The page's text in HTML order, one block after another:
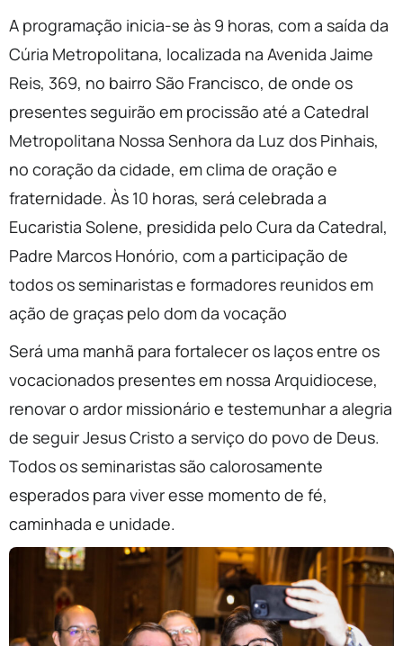
A programação inicia-se às 9 horas, com a saída da
Cúria Metropolitana, localizada na Avenida Jaime
Reis, 369, no bairro São Francisco, de onde os
presentes seguirão em procissão até a Catedral
Metropolitana Nossa Senhora da Luz dos Pinhais,
no coração da cidade, em clima de oração e
fraternidade. Às 10 horas, será celebrada a
Eucaristia Solene, presidida pelo Cura da Catedral,
Padre Marcos Honório, com a participação de
todos os seminaristas e formadores reunidos em
ação de graças pelo dom da vocação
Será uma manhã para fortalecer os laços entre os
vocacionados presentes em nossa Arquidiocese,
renovar o ardor missionário e testemunhar a alegria
de seguir Jesus Cristo a serviço do povo de Deus.
Todos os seminaristas são calorosamente
esperados para viver esse momento de fé,
caminhada e unidade.